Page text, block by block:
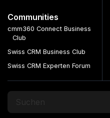
Communities
cmm360 Connect Business
Club
Swiss CRM Business Club
Swiss CRM Experten Forum